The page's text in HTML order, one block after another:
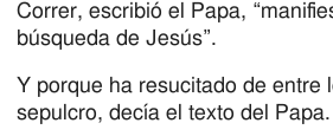
Correr, escribió el Papa,
búsqueda de Jesús”.
Y porque ha resucitado de entre
sepulcro, decía el texto del Papa.